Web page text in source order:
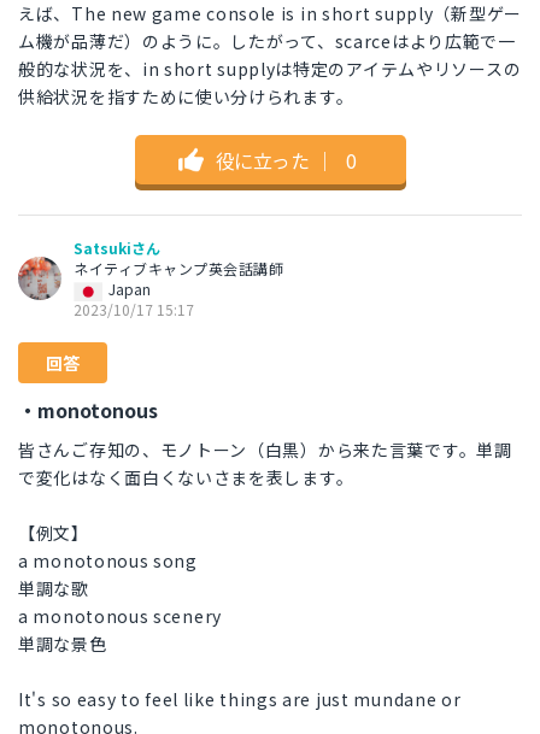
えば、The new game console is in short supply（新型ゲー
ム機が品薄だ）のように。したがって、scarceはより広範で一
般的な状況を、in short supplyは特定のアイテムやリソースの
供給状況を指すために使い分けられます。
役に立った ｜ 0
Satsukiさん
ネイティブキャンプ英会話講師
Japan
2023/10/17 15:17
回答
・monotonous
皆さんご存知の、モノトーン（白黒）から来た言葉です。単調
で変化はなく面白くないさまを表します。
【例文】
a monotonous song
単調な歌
a monotonous scenery
単調な景色
It's so easy to feel like things are just mundane or
monotonous.